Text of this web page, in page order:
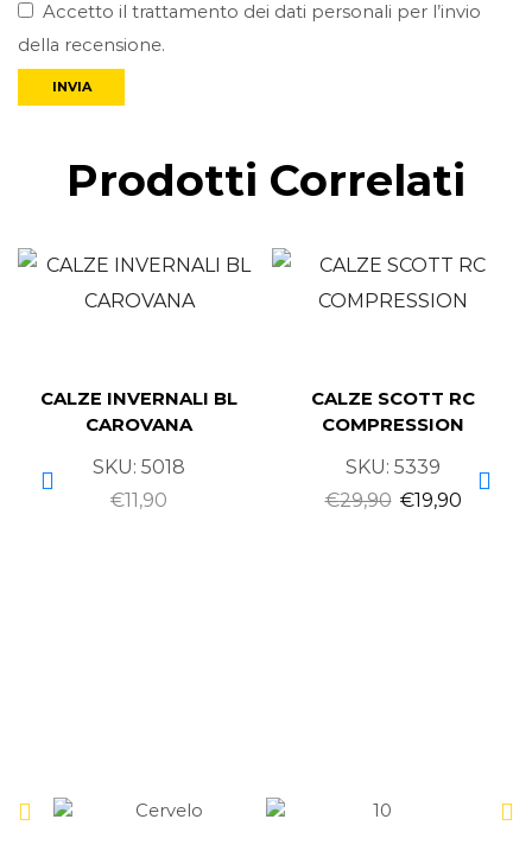
Accetto il trattamento dei dati personali per l’invio
della recensione.
Prodotti Correlati
CALZE INVERNALI BL
CAROVANA
SKU: 5018
€11,90
CALZE SCOTT RC
COMPRESSION
SKU: 5339
€29,90 €19,90